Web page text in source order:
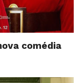
comédia